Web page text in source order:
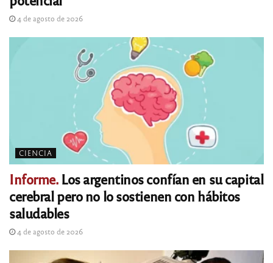
4 de agosto de 2026
CIENCIA
Informe.Los argentinos confían en su capital
cerebral pero no lo sostienen con hábitos
saludables
4 de agosto de 2026